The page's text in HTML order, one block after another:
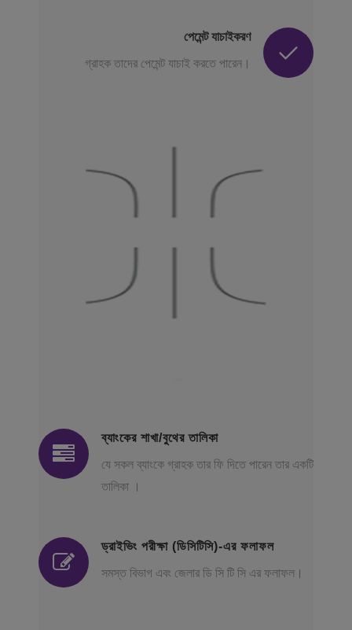
পেমেন্ট যাচাইকরণ
গ্রাহক তাদের পেমেন্ট যাচাই করতে পারেন।
ব্যাংকের শাখা/বুথের তালিকা
যে সকল ব্যাংকে গ্রাহক তার ফি দিতে পারেন তার একটি
তালিকা ।
ড্রাইভিং পরীক্ষা (ডিসিটিসি)-এর ফলাফল
সমস্ত বিভাগ এবং জেলার ডি সি টি সি এর ফলাফল।